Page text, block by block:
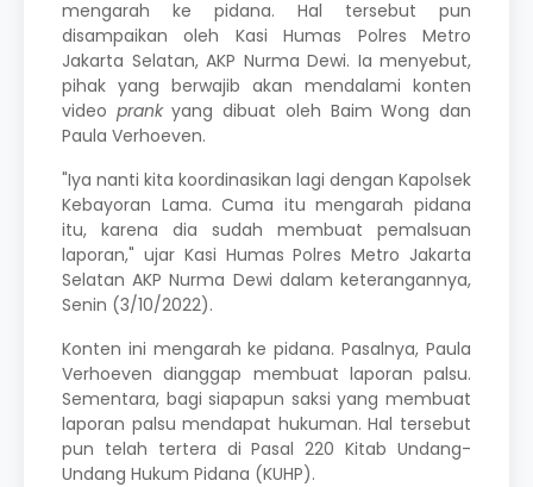
mengarah ke pidana. Hal tersebut pun
disampaikan oleh Kasi Humas Polres Metro
Jakarta Selatan, AKP Nurma Dewi. Ia menyebut,
pihak yang berwajib akan mendalami konten
video prankyang dibuat oleh Baim Wong dan
Paula Verhoeven.
"Iya nanti kita koordinasikan lagi dengan Kapolsek
Kebayoran Lama. Cuma itu mengarah pidana
itu, karena dia sudah membuat pemalsuan
laporan," ujar Kasi Humas Polres Metro Jakarta
Selatan AKP Nurma Dewi dalam keterangannya,
Senin (3/10/2022).
Konten ini mengarah ke pidana. Pasalnya, Paula
Verhoeven dianggap membuat laporan palsu.
Sementara, bagi siapapun saksi yang membuat
laporan palsu mendapat hukuman. Hal tersebut
pun telah tertera di Pasal 220 Kitab Undang-
Undang Hukum Pidana (KUHP).